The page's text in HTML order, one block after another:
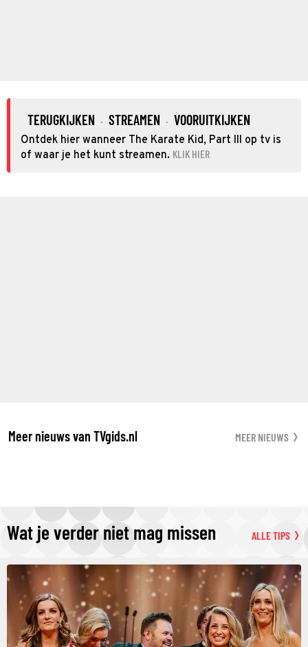
TERUGKIJKEN · STREAMEN · VOORUITKIJKEN
Ontdek hier wanneer The Karate Kid, Part III op tv is
of waar je het kunt streamen. KLIK HIER
Meer nieuws van TVgids.nl MEER NIEUWS
Wat je verder niet mag missen ALLE TIPS